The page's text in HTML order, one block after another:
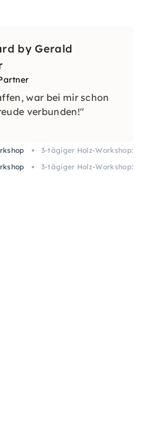
by Gerald
war bei mir schon
verbunden!"
3-tägiger Holz-Workshop:
3-tägiger Holz-Workshop: